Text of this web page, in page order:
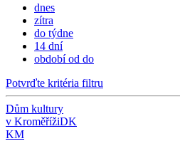
dnes
zítra
do týdne
14 dní
období od do
Potvrďte kritéria filtru
Dům kultury
v KroměřížiDK
KM